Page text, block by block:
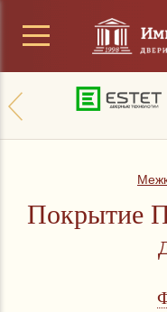
Покрытие